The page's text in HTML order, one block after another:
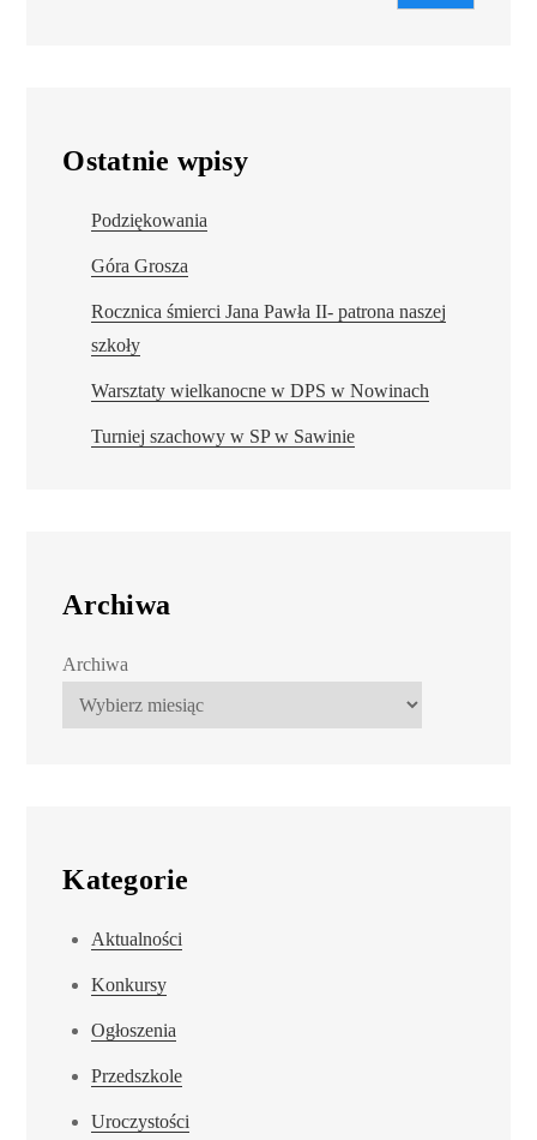
Ostatnie wpisy
Podziękowania
Góra Grosza
Rocznica śmierci Jana Pawła II- patrona naszej
szkoły
Warsztaty wielkanocne w DPS w Nowinach
Turniej szachowy w SP w Sawinie
Archiwa
Archiwa
Kategorie
Aktualności
Konkursy
Ogłoszenia
Przedszkole
Uroczystości